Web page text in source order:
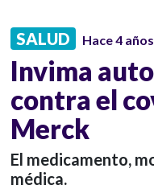
SALUD Hace 4 años
Invima
contra el
Merck
El medicamento,
médica.